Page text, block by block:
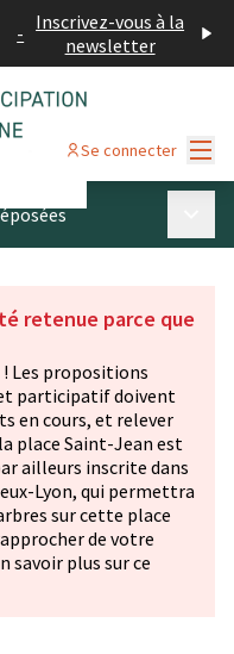
- Inscrivez-vous à la
newsletter
Se connecter
retenue parce que
Les propositions
participatif doivent
en cours, et relever
place Saint-Jean est
ailleurs inscrite dans
Lyon, qui permettra
sur cette place
de votre
savoir plus sur ce